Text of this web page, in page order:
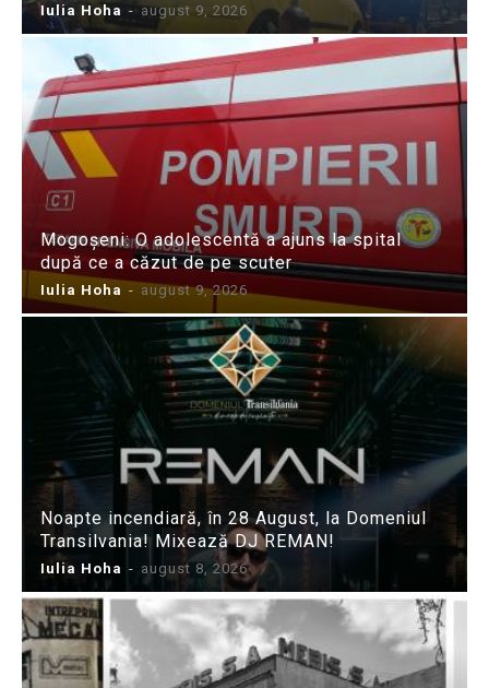
Iulia Hoha - august 9, 2026
Mogoșeni: O adolescentă a ajuns la spital
după ce a căzut de pe scuter
Iulia Hoha - august 9, 2026
Noapte incendiară, în 28 August, la Domeniul
Transilvania! Mixează DJ REMAN!
Iulia Hoha - august 8, 2026